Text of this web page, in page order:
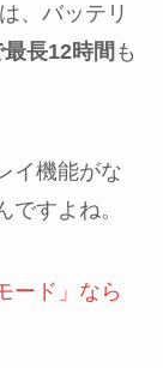
、バッテリ
長12時間 も
イ機能がな
すよね。
ード」なら